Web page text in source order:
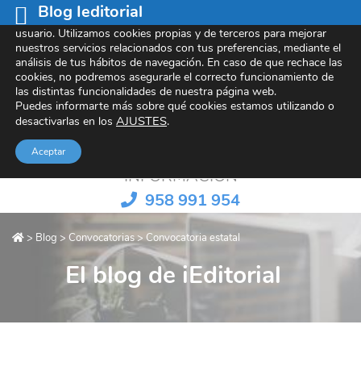
Referentes en contenido e-learning
INFORMACIÓN
958 991 954
> Blog > Convocatorias>Convocatoria estatal
El blog de iEditorial
Este sitio web utiliza cookies para mejorar tu experiencia de
usuario. Utilizamos cookies propias y de terceros para mejorar
nuestros servicios relacionados con tus preferencias, mediante el
análisis de tus hábitos de navegación. En caso de que rechace las
cookies, no podremos asegurarle el correcto funcionamiento de
las distintas funcionalidades de nuestra página web.
Puedes informarte más sobre qué cookies estamos utilizando o
desactivarlas en los AJUSTES.
Aceptar
Blog Ieditorial